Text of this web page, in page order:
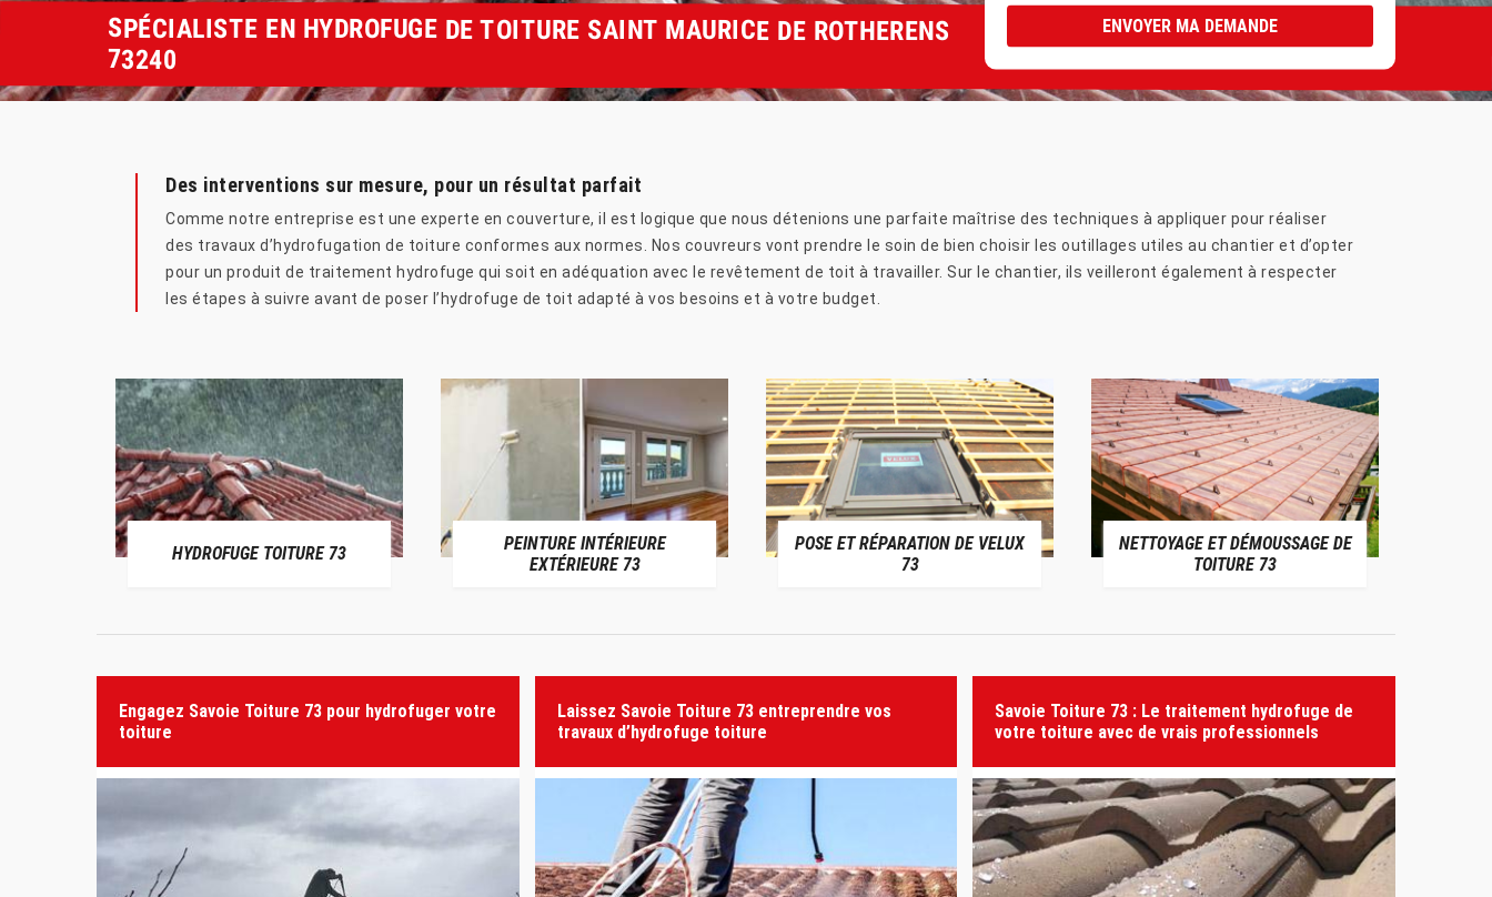
SPÉCIALISTE EN HYDROFUGE DE TOITURE SAINT MAURICE DE ROTHERENS
73240
Des interventions sur mesure, pour un résultat parfait
Comme notre entreprise est une experte en couverture, il est logique que nous détenions une parfaite maîtrise des techniques à appliquer pour réaliser
des travaux d’hydrofugation de toiture conformes aux normes. Nos couvreurs vont prendre le soin de bien choisir les outillages utiles au chantier et d’opter
pour un produit de traitement hydrofuge qui soit en adéquation avec le revêtement de toit à travailler. Sur le chantier, ils veilleront également à respecter
les étapes à suivre avant de poser l’hydrofuge de toit adapté à vos besoins et à votre budget.
HYDROFUGE TOITURE 73
PEINTURE INTÉRIEURE
EXTÉRIEURE 73
POSE ET RÉPARATION DE VELUX
73
NETTOYAGE ET DÉMOUSSAGE DE
TOITURE 73
Engagez Savoie Toiture 73 pour hydrofuger votre
toiture
Laissez Savoie Toiture 73 entreprendre vos
travaux d’hydrofuge toiture
Savoie Toiture 73 : Le traitement hydrofuge de
votre toiture avec de vrais professionnels